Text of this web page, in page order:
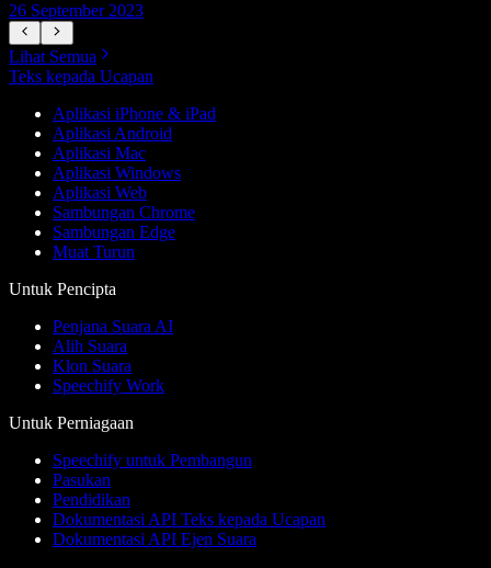
26 September 2023
Lihat Semua
Teks kepada Ucapan
Aplikasi iPhone & iPad
Aplikasi Android
Aplikasi Mac
Aplikasi Windows
Aplikasi Web
Sambungan Chrome
Sambungan Edge
Muat Turun
Untuk Pencipta
Penjana Suara AI
Alih Suara
Klon Suara
Speechify Work
Untuk Perniagaan
Speechify untuk Pembangun
Pasukan
Pendidikan
Dokumentasi API Teks kepada Ucapan
Dokumentasi API Ejen Suara